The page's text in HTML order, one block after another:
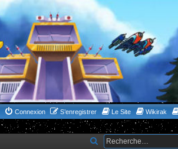
Connexion S’enregistrer Le Site Wikirak